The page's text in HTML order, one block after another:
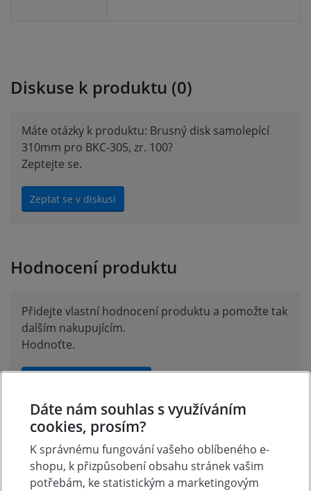
Diskuse k produktu (0)
Máte otázky k produktu: Brusný disk samolepící
310mm pro BKC-305, zr. 100?
Zeptejte se.
Zeptat se v diskusi
Hodnocení produktu
Přidejte vlastní hodnocení produktu a pomožte tak
dalším nakupujícím.
Hodnoťte.
Dáte nám souhlas s využíváním
cookies, prosím?
K správnému fungování vašeho oblíbeného e-
shopu, k přizpůsobení obsahu stránek vašim
potřebám, ke statistickým a marketingovým